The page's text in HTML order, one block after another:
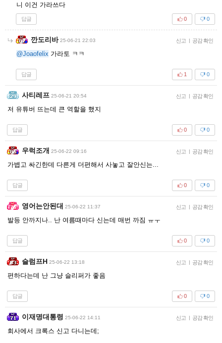
니 이건 가라쓰다
답글 0
0
깐도리바 25-06-21 22:03 신고 | 공감 확인
@Joaofelix 가라토 ㅋㅋ
답글 0
1
사티레프 25-06-21 20:54 신고 | 공감 확인
저 유튜버 뜨는데 큰 역할을 했지
답글 0
0
우럭조개 25-06-22 09:16 신고 | 공감 확인
가볍고 싸긴한데 다른게 더편해서 사놓고 잘안신는...
답글 0
0
영어는안된대 25-06-22 11:37 신고 | 공감 확인
발등 안까지나.. 난 여름때마다 신는데 매번 까짐 ㅠㅜ
답글 0
0
슬럼프H 25-06-22 13:18 신고 | 공감 확인
편하다는데 난 그냥 슬리퍼가 좋음
답글 0
0
이재명대통령 25-06-22 14:11 신고 | 공감 확인
회사에서 크록스 신고 다니는데;